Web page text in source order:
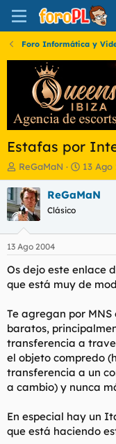
Foro Informática y
Estafas por
I
n
i
c
i
a
d
o
r
e
t
e
m
a
ReGaMaN
F
e
c
i
n
i
c
o
13 Ago
ReGaMaN
Clásico
13 Ago 2004
Os dejo este enlace
que está muy de
Te agregan por
baratos,
transferencia a
el objeto compredo
transferencia a un
a cambio) y nunca
En especial hay un
que está haciendo